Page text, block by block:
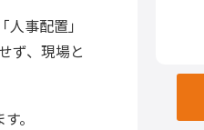
事配置」
ず、現場と
。